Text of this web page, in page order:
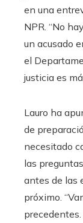
en una
NPR. “No
un acusado
el
justicia es
Lauro ha
de
necesitado
las
antes de las
próximo.